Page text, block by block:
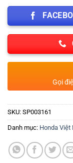
Gọi
SKU: SP003161
Danh mục: Honda Việt